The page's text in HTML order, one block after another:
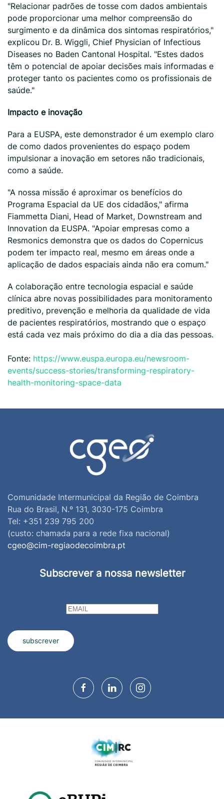
"Relacionar padrões de tosse com dados ambientais
pode proporcionar uma melhor compreensão do
surgimento e da dinâmica dos sintomas respiratórios,"
explicou Dr. B. Wiggli, Chief Physician of Infectious
Diseases no Baden Cantonal Hospital. "Estes dados
têm o potencial de apoiar decisões mais informadas e
proteger tanto os pacientes como os profissionais de
saúde."
Impacto e inovação
Para a EUSPA, este demonstrador é um exemplo claro
de como dados provenientes do espaço podem
impulsionar a inovação em setores não tradicionais,
como a saúde.
"A nossa missão é aproximar os benefícios do
Programa Espacial da UE dos cidadãos," afirma
Fiammetta Diani, Head of Market, Downstream and
Innovation da EUSPA. "Apoiar empresas como a
Resmonics demonstra que os dados do Copernicus
podem ter impacto real, mesmo em áreas onde a
aplicação de dados espaciais ainda não era comum."
A colaboração entre tecnologia espacial e saúde
clínica abre novas possibilidades para monitoramento
preditivo, prevenção e melhoria da qualidade de vida
de pacientes respiratórios, mostrando que o espaço
está cada vez mais próximo do dia a dia das pessoas.
Fonte: https://www.euspa.europa.eu/newsroom-
events/success-stories/transforming-respiratory-
health-monitoring-space-data
Comunidade Intermunicipal da Região de Coimbra
Rua do Brasil, N.º 131, 3030-175 Coimbra
Tel: +351 239 795 200
(custo: chamada para a rede fixa nacional)
cgeo@cim-regiaodecoimbra.pt
Subscrever a nossa newsletter
subscrever